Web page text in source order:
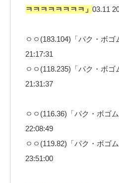
ㅋㅋㅋㅋㅋㅋㅋㅋ」 03.11
ㅇㅇ(183.104)「パク・ボ
21:17:31
ㅇㅇ(118.235)「パク・ボ
21:31:37
ㅇㅇ(116.36)「パク・ボゴ
22:08:49
ㅇㅇ(119.82)「パク・ボゴ
23:51:00